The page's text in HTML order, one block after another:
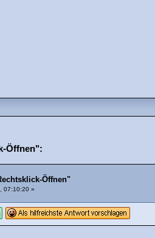
Öffnen":
Öffnen"
07:10:20 »